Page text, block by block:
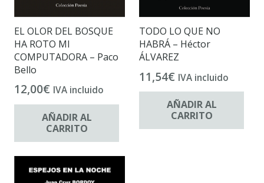
EL OLOR DEL BOSQUE
HA ROTO MI
COMPUTADORA – Paco
Bello
12,00€ IVA incluido
AÑADIR AL
CARRITO
TODO LO QUE NO
HABRÁ – Héctor
ÁLVAREZ
11,54€ IVA incluido
AÑADIR AL
CARRITO